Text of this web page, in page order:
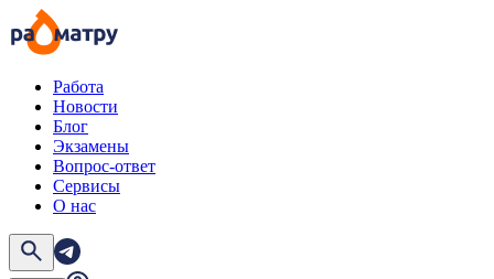
Работа
Новости
Блог
Экзамены
Вопрос-ответ
Сервисы
О нас